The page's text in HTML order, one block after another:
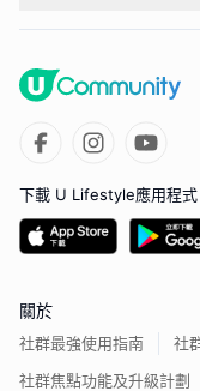
下載 U Lifestyle應用程式
關於
社群最強使用指南
社
社群焦點功能及升級計劃